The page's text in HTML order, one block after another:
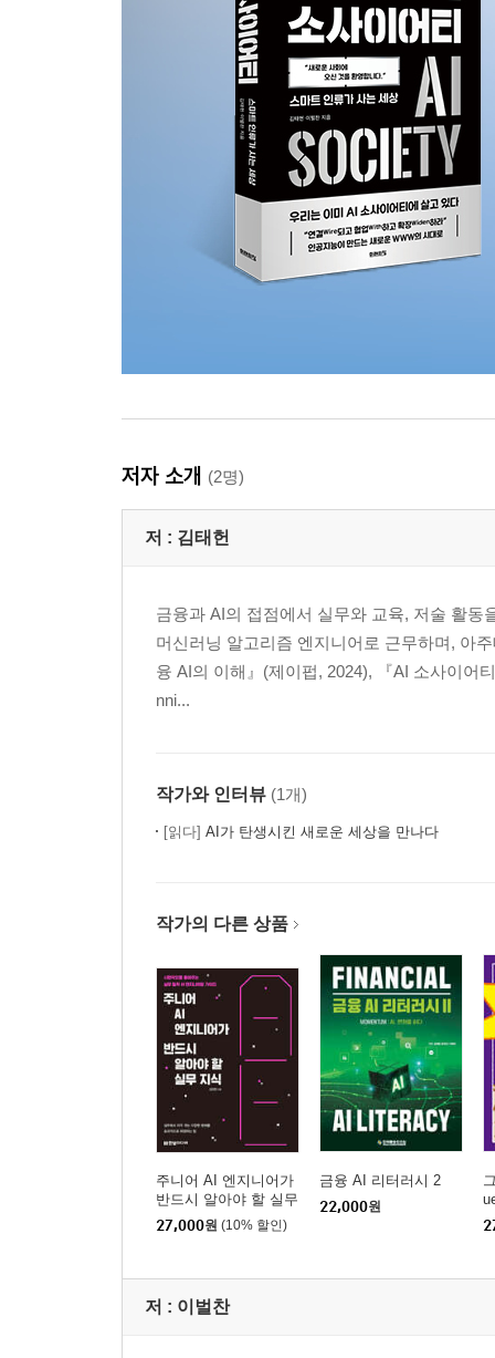
저자 소개 (2명)
저 : 김태헌
금융과 AI의 접점에서 실무와 교육, 저술 활
머신러닝 알고리즘 엔지니어로 근무하며, 아
융 AI의 이해』(제이펍, 2024), 『AI 소사이어
nni...
작가와 인터뷰 (1개)
[읽다] AI가 탄생시킨 새로운 세상을 만나다
작가의 다른 상품
주니어 AI 엔지니어가
반드시 알아야 할 실무
지식
27,000원 (10% 할인)
금융 AI 리터러시 2
22,000원
저 : 이벌찬